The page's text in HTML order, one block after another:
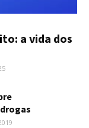
a vida dos